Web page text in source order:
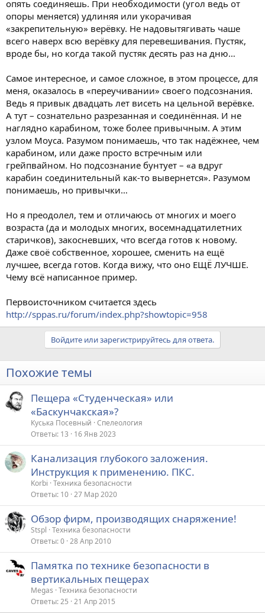
опять соединяешь. При необходимости (угол ведь от
опоры меняется) удлиняя или укорачивая
«закрепительную» верёвку. Не надовытягивать чаше
всего наверх всю верёвку для перевешивания. Пустяк,
вроде бы, но когда такой пустяк десять раз на дню…
Самое интересное, и самое сложное, в этом процессе, для
меня, оказалось в «переучивании» своего подсознания.
Ведь я привык двадцать лет висеть на цельной верёвке.
А тут – сознательно разрезанная и соединённая. И не
наглядно карабином, тоже более привычным. А этим
узлом Моуса. Разумом понимаешь, что так надёжнее, чем
карабином, или даже просто встречным или
грейпвайном. Но подсознание бунтует – «а вдруг
карабин соединительный как-то вывернется». Разумом
понимаешь, но привычки…
Но я преодолел, тем и отличаюсь от многих и моего
возраста (да и молодых многих, восемнадцатилетних
старичков), закосневших, что всегда готов к новому.
Даже своё собственное, хорошее, сменить на ещё
лучшее, всегда готов. Когда вижу, что оно ЕЩЁ ЛУЧШЕ.
Чему всё написанное пример.
Первоисточником считается здесь
http://sppas.ru/forum/index.php?showtopic=958
Войдите или зарегистрируйтесь для ответа.
Похожие темы
Пещера «Студенческая» или
«Баскунчакская»?
Куська Посевный Спелеология
Ответы 13 16 Янв 2023
Канализация глубокого заложения.
Инструкция к применению. ПКС.
Korbi Техника безопасности
Ответы 10 27 Мар 2020
Обзор фирм, производящих снаряжение!
Stspl Техника безопасности
Ответы 0 28 Апр 2010
Памятка по технике безопасности в
вертикальных пещерах
Megas Техника безопасности
Ответы 25 21 Апр 2015